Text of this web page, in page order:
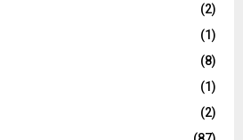
(2)
(1)
(8)
(1)
(2)